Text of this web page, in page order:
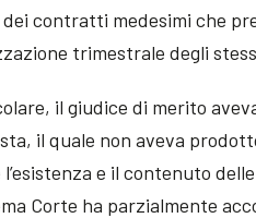
contratti medesimi che
trimestrale degli
il giudice di merito
il quale non aveva
e il contenuto
Corte ha parzialmente